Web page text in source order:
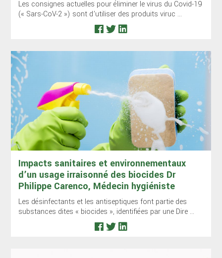
Les consignes actuelles pour éliminer le virus du Covid-19
(« Sars-CoV-2 ») sont d’utiliser des produits viruc ...
Impacts sanitaires et environnementaux
d’un usage irraisonné des biocides Dr
Philippe Carenco, Médecin hygiéniste
Les désinfectants et les antiseptiques font partie des
substances dites « biocides », identifiées par une Dire ...